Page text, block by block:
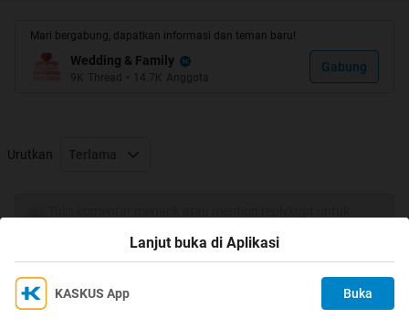
Kita simak ulasan nya...
1. TENGKUK
Mari bergabung, dapatkan informasi dan teman baru!
Wedding & Family
9K Thread • 14.7K Anggota
Gabung
Urutkan Terlama
Ikuti KASKUS di
Kami menggunakan Cookies
Lanjut buka di Aplikasi
KASKUS App Buka